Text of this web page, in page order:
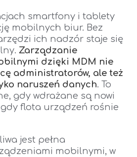
smartfony i tablety
mobilnych biur. Bez
ich nadzór staje się
Zarządzanie
dzięki MDM nie
administratorów, ale też
naruszeń danych. To
gdy wdrażane są nowi
flota urządzeń rośnie
jest pełna
mobilnymi, w